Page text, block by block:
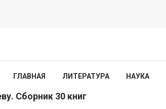
ГЛАВНАЯ ЛИТЕРАТУРА НАУКА
Сборник 30 книг